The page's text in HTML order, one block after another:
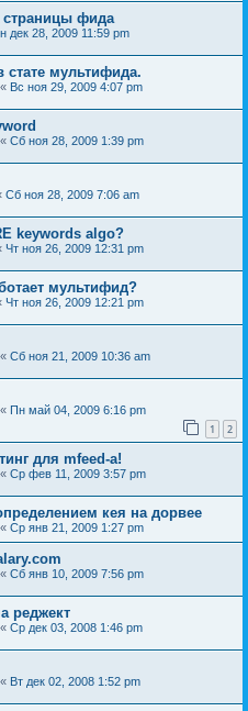
страницы фида
дек 28, 2009 11:59 pm
стате мультифида.
« Вс ноя 29, 2009 4:07 pm
« Сб ноя 28, 2009 1:39 pm
Сб ноя 28, 2009 7:06 am
keywords algo?
Чт ноя 26, 2009 12:31 pm
мультифид?
Чт ноя 26, 2009 12:21 pm
« Сб ноя 21, 2009 10:36 am
« Пн май 04, 2009 6:16 pm
1 2
для mfeed-a!
« Ср фев 11, 2009 3:57 pm
кея на дорвее
« Ср янв 21, 2009 1:27 pm
« Сб янв 10, 2009 7:56 pm
реджект
« Ср дек 03, 2008 1:46 pm
« Вт дек 02, 2008 1:52 pm